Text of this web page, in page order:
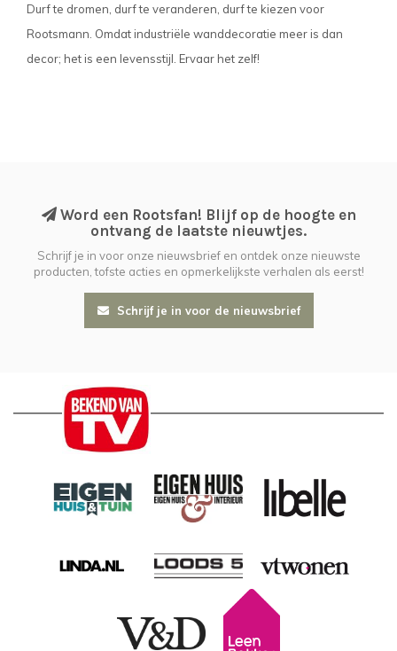
Durf te dromen, durf te veranderen, durf te kiezen voor
Rootsmann. Omdat industriële wanddecoratie meer is dan
decor; het is een levensstijl. Ervaar het zelf!
Word een Rootsfan! Blijf op de hoogte en
ontvang de laatste nieuwtjes.
Schrijf je in voor onze nieuwsbrief en ontdek onze nieuwste
producten, tofste acties en opmerkelijkste verhalen als eerst!
Schrijf je in voor de nieuwsbrief